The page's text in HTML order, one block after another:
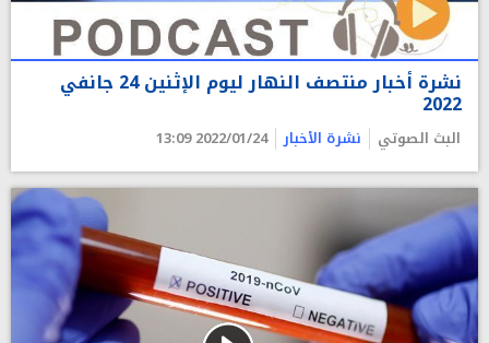
نشرة أخبار منتصف النهار ليوم الإثنين 24 جانفي
2022
البث الصوتي نشرة الأخبار 2022/01/24 13:09